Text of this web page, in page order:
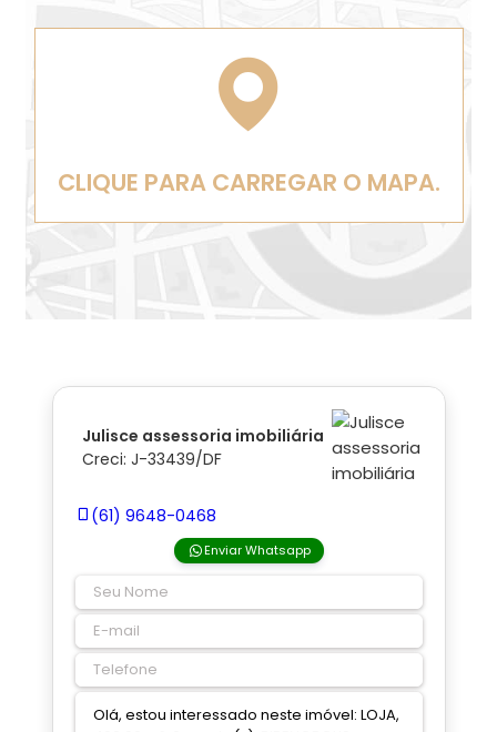
CLIQUE PARA CARREGAR O MAPA.
Julisce assessoria imobiliária
Creci: J-33439/DF
(61) 9648-0468
Enviar Whatsapp